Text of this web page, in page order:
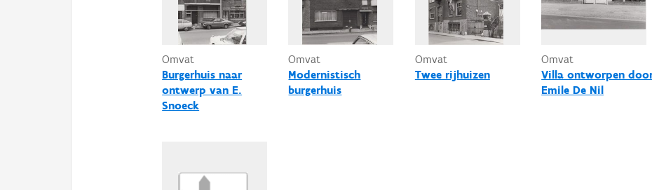
Omvat
Burgerhuis naar
ontwerp van E.
Snoeck
Omvat
Modernistisch
burgerhuis
Omvat
Twee rijhuizen
Omvat
Villa ontworpen
Emile De Nil